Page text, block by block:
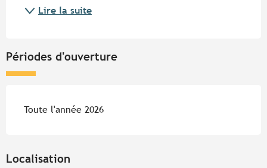
Lire la suite
Périodes d'ouverture
Toute l'année 2026
Localisation